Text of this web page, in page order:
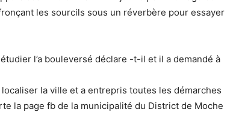
les sourcils sous un réverbère pour essayer
l’a bouleversé déclare -t-il et il a demandé à
la ville et a entrepris toutes les démarches
la page fb de la municipalité du District de Moche